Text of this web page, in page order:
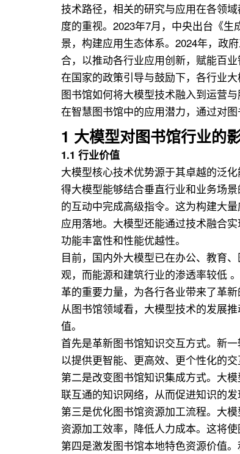
技术路径，相关的研究与应用在各领
度的重视。2023年7月，中央出台《
景，构建应用生态体系。2024年，政
合，以推动各行业应用创新，赋能百业
在国家的政策引导与鼓励下，各行业
图书馆如何将大模型技术融入到运营
在智慧图书馆中的应用潜力，通过对
1 大模型对图书馆行业的
1.1 行业价值
大模型核心技术优势源于其卓越的泛
得大模型能够结合垂直行业和业务场
的互动中完成高级指令。这为构建大
应用落地。大模型还能通过技术融合
功能丰富性和性能优越性。
目前，国内外大模型已在办公、教育
观，而能源和建筑行业的渗透率较低
革的重要力量，为各行各业带来了革
从图书馆领域看，大模型技术的发展
值。
首先是革新图书馆知识交互方式。新
以提供更智能、更高效、更个性化的
第二是改变图书馆知识集成方式。大
联互通的知识网络，从而促进知识的发
第三是优化图书馆资源加工流程。大
资源加工效率，降低人力成本。这将
第四是激发图书馆本地特色资源价值